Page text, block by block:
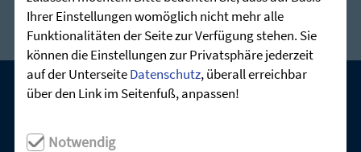
Ihrer Einstellungen womöglich nicht mehr alle
Funktionalitäten der Seite zur Verfügung stehen. Sie
können die Einstellungen zur Privatsphäre jederzeit
auf der UnterseiteDatenschutz, überall erreichbar
über den Link im Seitenfuß, anpassen!
Notwendig